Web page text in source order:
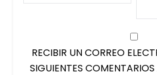
RECIBIR UN CORREO
SIGUIENTES